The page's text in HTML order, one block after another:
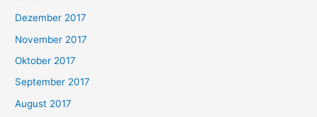
Dezember 2017
November 2017
Oktober 2017
September 2017
August 2017